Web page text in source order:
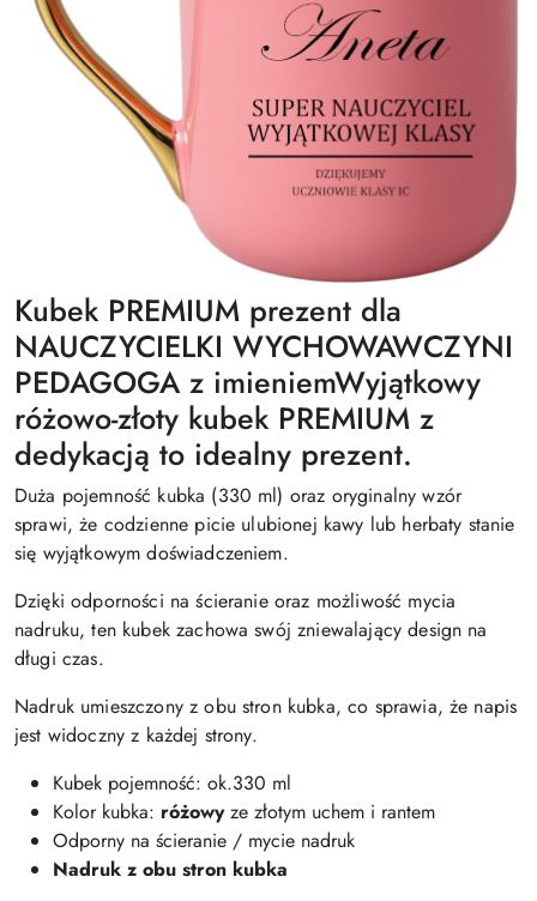
Kubek PREMIUM prezent dla
NAUCZYCIELKI WYCHOWAWCZYNI
PEDAGOGA z imieniemWyjątkowy
różowo-złoty kubek PREMIUM z
dedykacją to idealny prezent.
Duża pojemność kubka (330 ml) oraz oryginalny wzór
sprawi, że codzienne picie ulubionej kawy lub herbaty stanie
się wyjątkowym doświadczeniem.
Dzięki odporności na ścieranie oraz możliwość mycia
nadruku, ten kubek zachowa swój zniewalający design na
długi czas.
Nadruk umieszczony z obu stron kubka, co sprawia, że napis
jest widoczny z każdej strony.
Kubek pojemność: ok.330 ml
Kolor kubka: różowyze złotym uchem i rantem
Odporny na ścieranie / mycie nadruk
Nadruk z obu stron kubka